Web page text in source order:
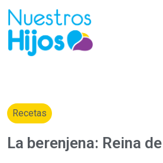
Recetas
La berenjena: Reina